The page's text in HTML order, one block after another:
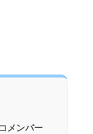
メンバー